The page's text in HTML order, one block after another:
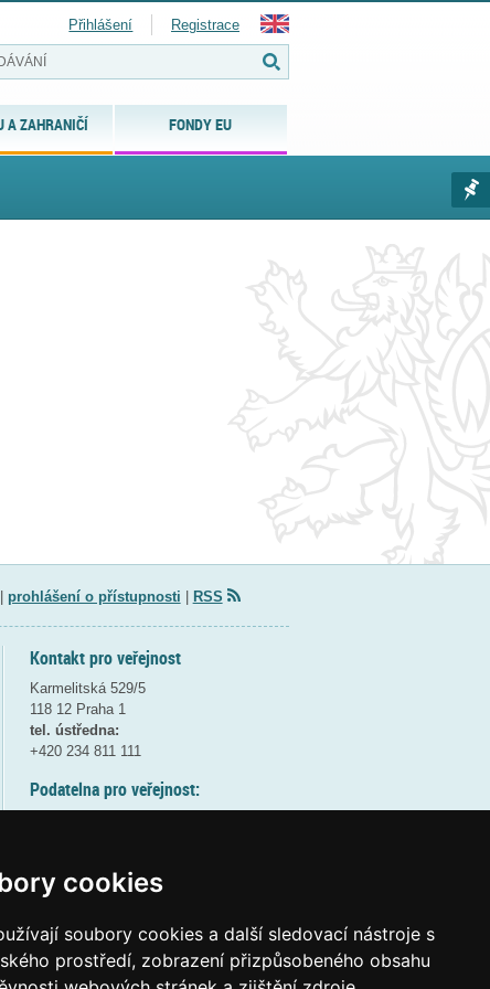
cookies
soubory cookies a další sledovací nástroje s
prostředí, zobrazení přizpůsobeného obsahu
A ZAHRANIČÍ FONDY EU
Přihlášení Registrace
prohlášení o přístupnosti RSS
Kontakt pro veřejnost
Karmelitská 529/5
118 12 Praha 1
tel. ústředna:
+420 234 811 111
Podatelna pro veřejnost:
(více informací
Elektronická podatelna: